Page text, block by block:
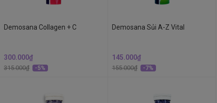
Demosana Collagen + C
300.000₫
315.000₫ -5%
Demosana Sủi A-Z Vital
145.000₫
155.000₫ -7%